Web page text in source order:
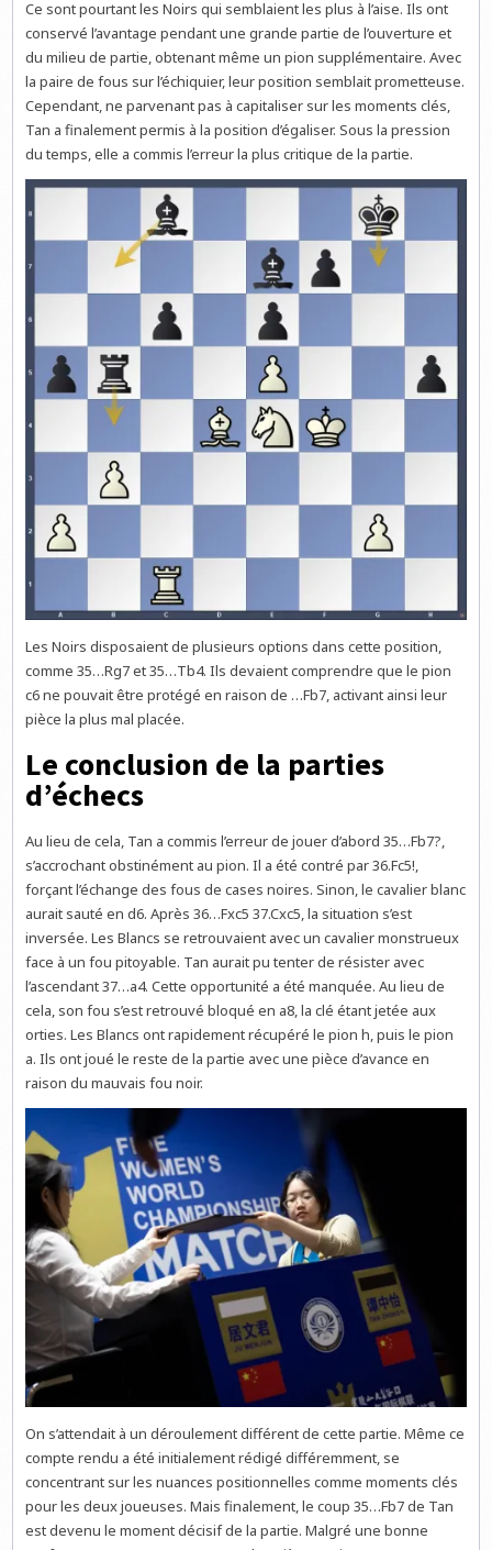
Ce sont pourtant les Noirs qui semblaient les plus à l’aise. Ils ont
conservé l’avantage pendant une grande partie de l’ouverture et
du milieu de partie, obtenant même un pion supplémentaire. Avec
la paire de fous sur l’échiquier, leur position semblait prometteuse.
Cependant, ne parvenant pas à capitaliser sur les moments clés,
Tan a finalement permis à la position d’égaliser. Sous la pression
du temps, elle a commis l’erreur la plus critique de la partie.
Les Noirs disposaient de plusieurs options dans cette position,
comme 35…Rg7 et 35…Tb4. Ils devaient comprendre que le pion
c6 ne pouvait être protégé en raison de …Fb7, activant ainsi leur
pièce la plus mal placée.
Le conclusion de la parties
d’échecs
Au lieu de cela, Tan a commis l’erreur de jouer d’abord 35…Fb7?,
s’accrochant obstinément au pion. Il a été contré par 36.Fc5!,
forçant l’échange des fous de cases noires. Sinon, le cavalier blanc
aurait sauté en d6. Après 36…Fxc5 37.Cxc5, la situation s’est
inversée. Les Blancs se retrouvaient avec un cavalier monstrueux
face à un fou pitoyable. Tan aurait pu tenter de résister avec
l’ascendant 37…a4. Cette opportunité a été manquée. Au lieu de
cela, son fou s’est retrouvé bloqué en a8, la clé étant jetée aux
orties. Les Blancs ont rapidement récupéré le pion h, puis le pion
a. Ils ont joué le reste de la partie avec une pièce d’avance en
raison du mauvais fou noir.
On s’attendait à un déroulement différent de cette partie. Même ce
compte rendu a été initialement rédigé différemment, se
concentrant sur les nuances positionnelles comme moments clés
pour les deux joueuses. Mais finalement, le coup 35…Fb7 de Tan
est devenu le moment décisif de la partie. Malgré une bonne